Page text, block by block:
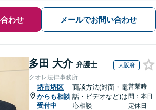
わせ メールでお問い合わせ
多田 大介 弁護士 大阪府
クオレ法律事務所
堺市堺区
からも相談
受付中
面談方法(対面・電
話・ビデオなど)は
応相談
営業時
間：本日
定休日